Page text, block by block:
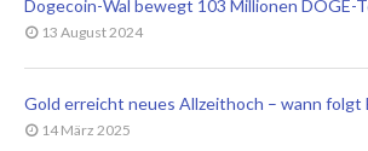
Dogecoin-Wal bewegt 103 Millionen DOGE-
13 August 2024
Gold erreicht neues Allzeithoch – wann folgt
14 März 2025